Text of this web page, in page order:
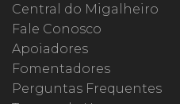
Central do Migalheiro
Fale Conosco
Apoiadores
Fomentadores
Perguntas Frequentes